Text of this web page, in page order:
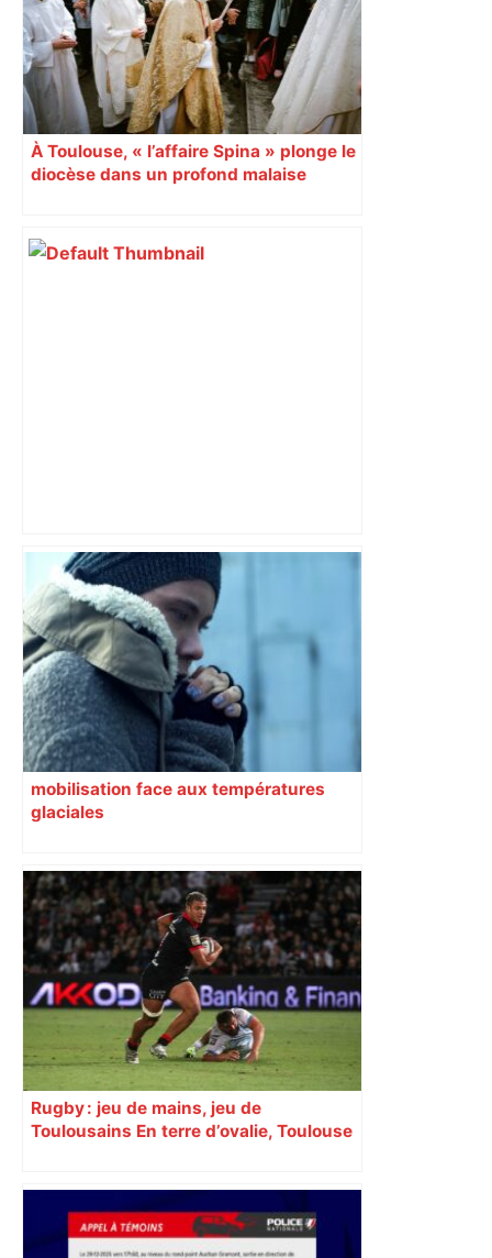
À Toulouse, « l’affaire Spina » plonge le
diocèse dans un profond malaise
Top 14 : Perpignan mate le leader
Toulouse et quitte la dernière place –
lanouvellerepublique.fr
mobilisation face aux températures
glaciales
Rugby : jeu de mains, jeu de
Toulousains En terre d’ovalie, Toulouse
mouvement, vif et spectaculaire.
Décryptage. Série (4 / 10)